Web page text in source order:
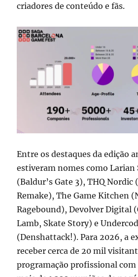
criadores de conteúdo e fãs.
Entre os destaques da edição
estiveram nomes como Larian
(Baldur’s Gate 3), THQ Nordic
Remake), The Game Kitchen
Ragebound), Devolver Digital
Lamb, Skate Story) e
(Denshattack!). Para 2026, a
receber cerca de 20 mil
programação profissional com